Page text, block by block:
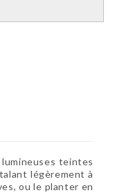
teintes
légèrement à
ou le planter en